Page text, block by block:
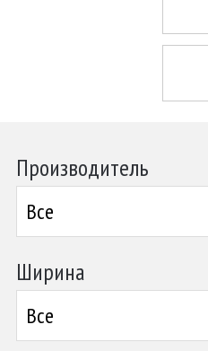
Производитель
Все
Ширина
Все